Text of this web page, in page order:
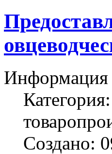
Информация
Категория:
Создано: